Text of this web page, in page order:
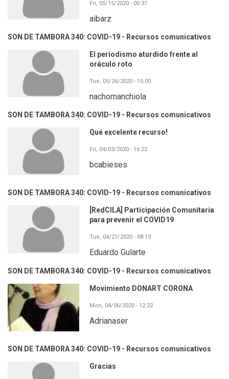
Fri, 05/15/2020 - 00:37
aibarz
SON DE TAMBORA 340: COVID-19 - Recursos comunicativos
El periodismo aturdido frente al
oráculo roto
Tue, 05/26/2020 - 15:00
nachomanchiola
SON DE TAMBORA 340: COVID-19 - Recursos comunicativos
Qué excelente recurso!
Fri, 04/03/2020 - 16:22
bcabieses
SON DE TAMBORA 340: COVID-19 - Recursos comunicativos
[RedCILA] Participación Comunitaria
para prevenir el COVID19
Tue, 04/21/2020 - 08:13
Eduardo Gularte
SON DE TAMBORA 340: COVID-19 - Recursos comunicativos
Movimiento DONART CORONA
Mon, 04/06/2020 - 12:22
Adrianaser
SON DE TAMBORA 340: COVID-19 - Recursos comunicativos
Gracias